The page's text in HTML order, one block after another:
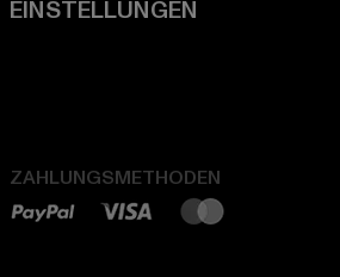
ZAHLUNGSMETHODEN